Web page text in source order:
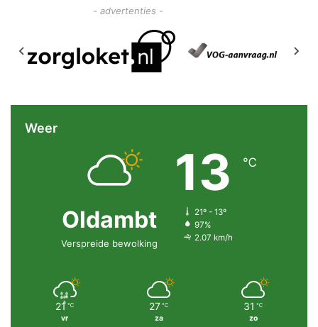
- advertenties -
Weer
Oldambt
Verspreide bewolking
13 ℃
21º - 13º
97%
2.07 km/h
21 ℃
vr
27 ℃
za
31 ℃
zo